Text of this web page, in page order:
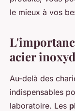
le mieux à vos
acier
Au-delà des
indispensables
laboratoire. Les